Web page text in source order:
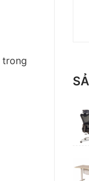
trong